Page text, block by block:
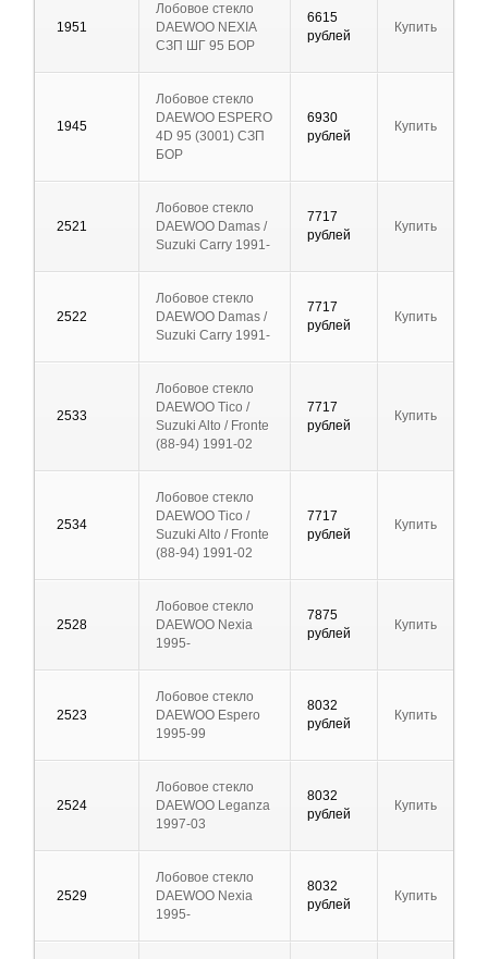
1951
Лобовое стекло
DAEWOO NEXIA
СЗП ШГ 95 БОР
6615
рублей
Купить
1945
Лобовое стекло
DAEWOO ESPERO
4D 95 (3001) СЗП
БОР
6930
рублей
Купить
2521
Лобовое стекло
DAEWOO Damas /
Suzuki Carry 1991-
7717
рублей
Купить
2522
Лобовое стекло
DAEWOO Damas /
Suzuki Carry 1991-
7717
рублей
Купить
2533
Лобовое стекло
DAEWOO Tico /
Suzuki Alto / Fronte
(88-94) 1991-02
7717
рублей
Купить
2534
Лобовое стекло
DAEWOO Tico /
Suzuki Alto / Fronte
(88-94) 1991-02
7717
рублей
Купить
2528
Лобовое стекло
DAEWOO Nexia
1995-
7875
рублей
Купить
2523
Лобовое стекло
DAEWOO Espero
1995-99
8032
рублей
Купить
2524
Лобовое стекло
DAEWOO Leganza
1997-03
8032
рублей
Купить
2529
Лобовое стекло
DAEWOO Nexia
1995-
8032
рублей
Купить